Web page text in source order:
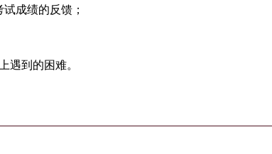
成绩的反馈；
到的困难。